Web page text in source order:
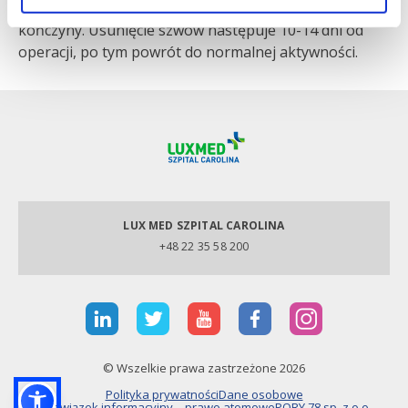
operowanej okolicy oraz elewacja operowanej
kończyny. Usunięcie szwów następuje 10-14 dni od
operacji, po tym powrót do normalnej aktywności.
LUX MED SZPITAL CAROLINA
+48 22 35 58 200
© Wszelkie prawa zastrzeżone 2026
Polityka prywatnościDane osobowe